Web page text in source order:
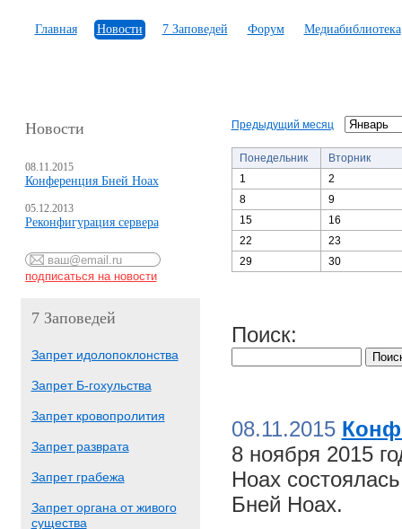
Главная Новости 7 Заповедей Форум Медиабиблиотека
Новости
08.11.2015
Конференция Бней Ноах
05.12.2013
Реконфигурация сервера
7 Заповедей
Запрет идолопоклонства
Запрет Б-гохульства
Запрет кровопролития
Запрет разврата
Запрет грабежа
Запрет органа от живого
существа
Предыдущий месяц
Понедельник
Вторник
1
2
8
9
15
16
22
23
29
30
Поиск:
08.11.2015
8 ноября 2015
Ноах
Бней Ноах.